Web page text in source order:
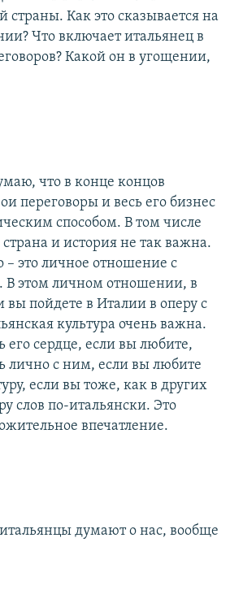
страны. Как это сказывается на
Что включает итальянец в
Какой он в угощении,
что в конце концов
переговоры и весь его бизнес
способом. В том числе
и история не так важна.
– это личное отношение с
В этом личном отношении, в
вы пойдете в Италии в оперу с
культура очень важна.
сердце, если вы любите,
лично с ним, если вы любите
если вы тоже, как в других
слов по-итальянски. Это
впечатление.
думают о нас, вообще